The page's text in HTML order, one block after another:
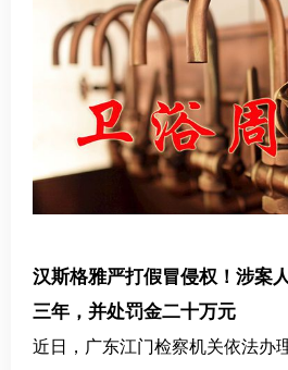
汉斯格雅严打假冒侵权！涉案
三年，并处罚金二十万元
近日，广东江门检察机关依法办